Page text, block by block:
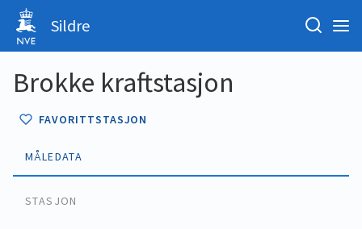
Sildre
Brokke kraftstasjon
FAVORITTSTASJON
MÅLEDATA
STASJON